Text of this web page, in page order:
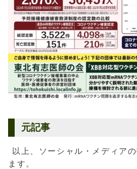
元記事
以上、ソーシャル・メディア
ます。